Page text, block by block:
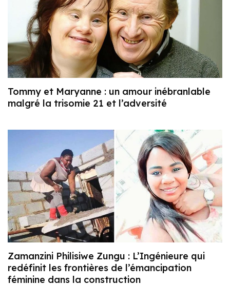
Tommy et Maryanne : un amour inébranlable
malgré la trisomie 21 et l’adversité
Zamanzini Philisiwe Zungu : L’Ingénieure qui
redéfinit les frontières de l’émancipation
féminine dans la construction